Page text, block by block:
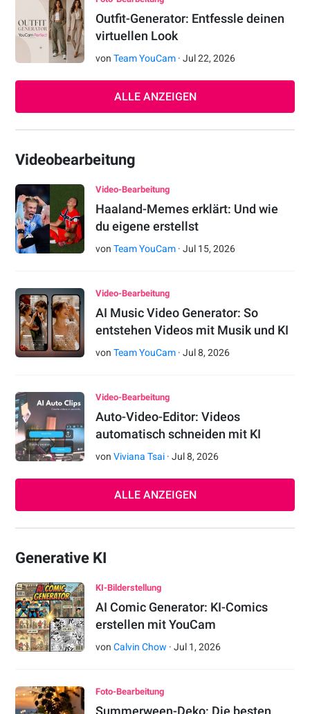
Outfit-Generator: Entfessle deinen
virtuellen Look
vonTeam YouCam ·Jul 22,2026
ALLE ANZEIGEN
Videobearbeitung
Video-Bearbeitung
Haaland-Memes erklärt: Und wie
du eigene erstellst
vonTeam YouCam ·Jul 15,2026
Video-Bearbeitung
AI Music Video Generator: So
entstehen Videos mit Musik und KI
vonTeam YouCam ·Jul 8,2026
Video-Bearbeitung
Auto-Video-Editor: Videos
automatisch schneiden mit KI
vonViviana Tsai ·Jul 8,2026
ALLE ANZEIGEN
Generative KI
KI-Bilderstellung
AI Comic Generator: KI-Comics
erstellen mit YouCam
vonCalvin Chow ·Jul 1,2026
Foto-Bearbeitung